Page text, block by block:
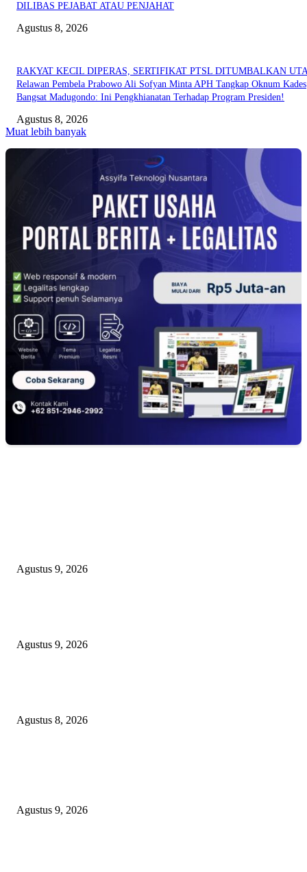
DILIBAS PEJABAT ATAU PENJAHAT
Agustus 8, 2026
RAKYAT KECIL DIPERAS, SERTIFIKAT PTSL DITUMBALKAN
Relawan Pembela Prabowo Ali Sofyan Minta APH Tangkap Oknum Kades
Bangsat Madugondo: Ini Pengkhianatan Terhadap Program Presiden!
Agustus 8, 2026
Muat lebih banyak
Agustus 9, 2026
Agustus 9, 2026
Agustus 8, 2026
Agustus 9, 2026